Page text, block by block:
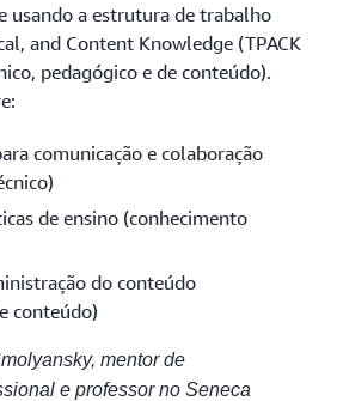
usando a estrutura de trabalho
and Content Knowledge (TPACK
pedagógico e de conteúdo).
comunicação e colaboração
de ensino (conhecimento
do conteúdo
conteúdo)
mentor de
e professor no Seneca